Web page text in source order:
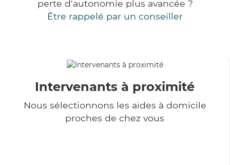
perte d'autonomie plus avancée ?
Être rappelé par un conseiller
Intervenants à proximité
Nous sélectionnons les aides à domicile
proches de chez vous